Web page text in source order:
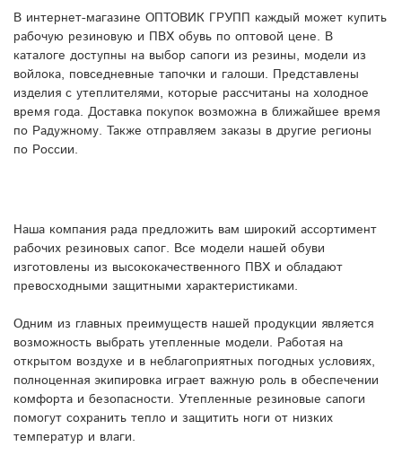
В интернет-магазине ОПТОВИК ГРУПП каждый может купить
рабочую резиновую и ПВХ обувь по оптовой цене. В
каталоге доступны на выбор сапоги из резины, модели из
войлока, повседневные тапочки и галоши. Представлены
изделия с утеплителями, которые рассчитаны на холодное
время года. Доставка покупок возможна в ближайшее время
по Радужному. Также отправляем заказы в другие регионы
по России.
Наша компания рада предложить вам широкий ассортимент
рабочих резиновых сапог. Все модели нашей обуви
изготовлены из высококачественного ПВХ и обладают
превосходными защитными характеристиками.
Одним из главных преимуществ нашей продукции является
возможность выбрать утепленные модели. Работая на
открытом воздухе и в неблагоприятных погодных условиях,
полноценная экипировка играет важную роль в обеспечении
комфорта и безопасности. Утепленные резиновые сапоги
помогут сохранить тепло и защитить ноги от низких
температур и влаги.